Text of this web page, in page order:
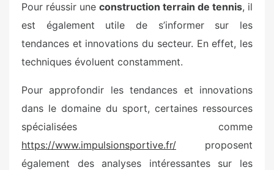
Pour réussir une construction terrain de tennis, il
est également utile de s’informer sur les
tendances et innovations du secteur. En effet, les
techniques évoluent constamment.
Pour approfondir les tendances et innovations
dans le domaine du sport, certaines ressources
spécialisées comme
https://www.impulsionsportive.fr/ proposent
également des analyses intéressantes sur les